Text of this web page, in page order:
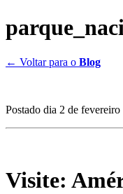
← Voltar para o Blog
Postado dia 2 de
Visite: